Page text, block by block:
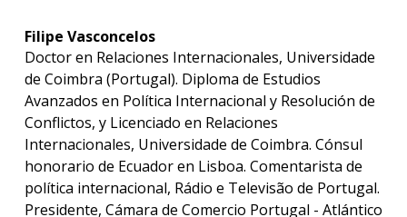
Filipe Vasconcelos
Doctor en Relaciones Internacionales, Universidade
de Coimbra (Portugal). Diploma de Estudios
Avanzados en Política Internacional y Resolución de
Conflictos, y Licenciado en Relaciones
Internacionales, Universidade de Coimbra. Cónsul
honorario de Ecuador en Lisboa. Comentarista de
política internacional, Rádio e Televisão de Portugal.
Presidente, Cámara de Comercio Portugal - Atlántico